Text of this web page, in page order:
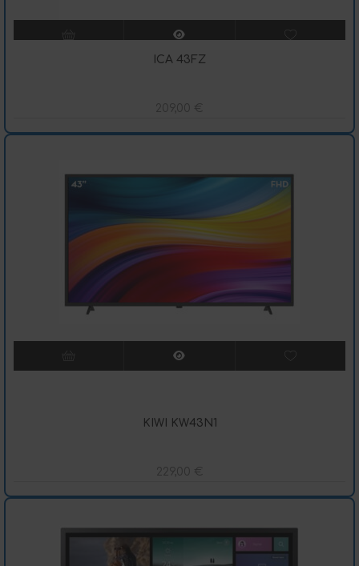
ICA 43FZ
209,00 €
KIWI KW43N1
229,00 €